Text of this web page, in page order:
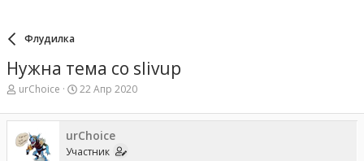
Флудилка
Нужна тема со slivup
А
т
р
urChoice
Д
т
н
а
22 Апр 2020
urChoice
Участник